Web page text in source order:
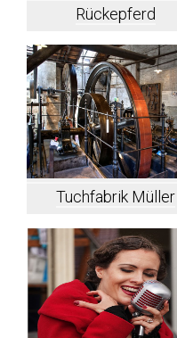
Rückepferd
Tuchfabrik Müller